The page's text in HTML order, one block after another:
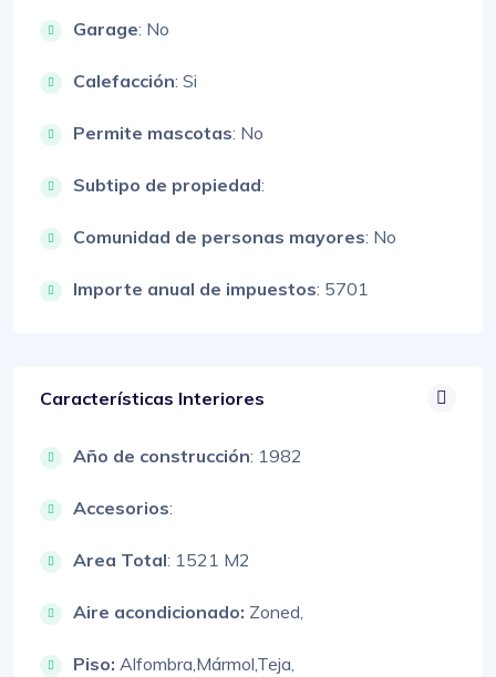
Garage: No
Calefacción: Si
Permite mascotas: No
Subtipo de propiedad:
Comunidad de personas mayores: No
Importe anual de impuestos: 5701
Características Interiores
Año de construcción: 1982
Accesorios:
Area Total: 1521 M2
Aire acondicionado: Zoned,
Piso: Alfombra,Mármol,Teja,